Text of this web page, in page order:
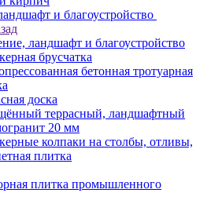
и благоустройство
ландшафт и благоустройство
брусчатка
бетонная тротуарная
доска
террасный, ландшафтный
20 мм
колпаки на столбы, отливы,
плитка
плитка промышленного